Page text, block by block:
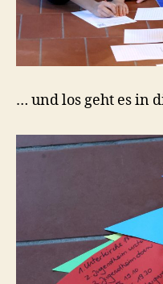
… und los geht es in